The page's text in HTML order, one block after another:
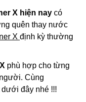
X hiện nay có
quên thay nước
X định kỳ thường
phù hợp cho từng
Cùng
đây nhé !!!